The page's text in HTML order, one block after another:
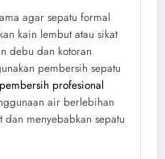
agar sepatu formal
kain lembut atau sikat
debu dan kotoran
pembersih sepatu
profesional
air berlebihan
menyebabkan sepatu